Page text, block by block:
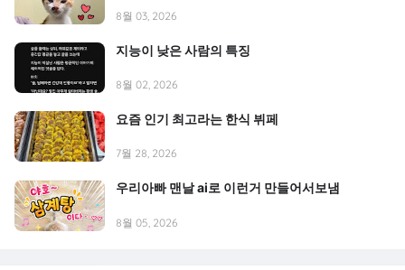
8월 03, 2026
지능이 낮은 사람의 특징
8월 02, 2026
요즘 인기 최고라는 한식 뷔페
7월 28, 2026
우리아빠 맨날 ai로 이런거 만들어서보냄
8월 05, 2026